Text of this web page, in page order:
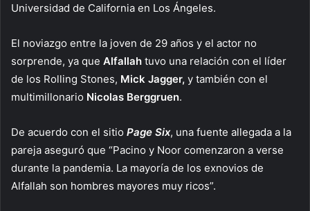
Universidad de California en Los Ángeles.
El noviazgo entre la joven de 29 años y el actor no
sorprende, ya que Alfallah tuvo una relación con el líder
de los Rolling Stones, Mick Jagger, y también con el
multimillonario Nicolas Berggruen.
De acuerdo con el sitio Page Six, una fuente allegada a la
pareja aseguró que “Pacino y Noor comenzaron a verse
durante la pandemia. La mayoría de los exnovios de
Alfallah son hombres mayores muy ricos”.